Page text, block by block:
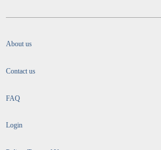
About us
Contact us
FAQ
Login